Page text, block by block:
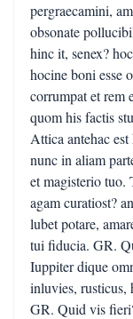
pergraecamini,
obsonate
hinc it, senex?
hocine boni esse
corrumpat et rem
quom his factis
Attica antehac
nunc in aliam
et magisterio
agam curatiost?
lubet potare,
tui fiducia. GR.
Iuppiter dique
inluvies, rusticus,
GR. Quid vis